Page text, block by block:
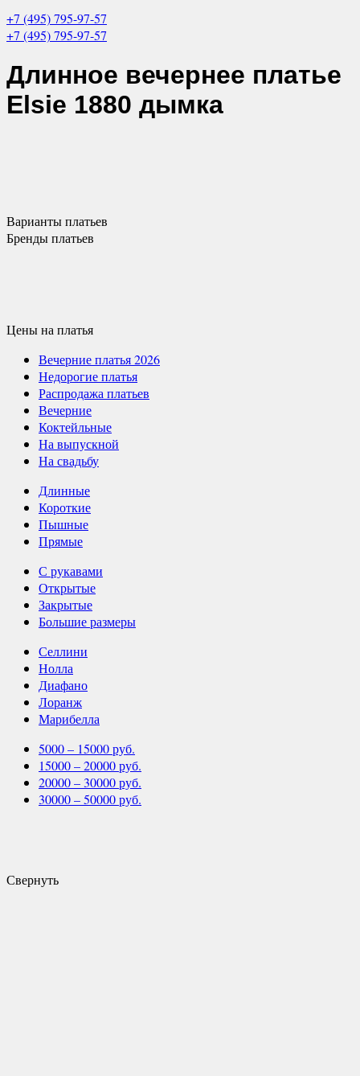
+7 (495) 795-97-57
+7 (495) 795-97-57
Длинное вечернее платье
Elsie 1880 дымка
Вариантыплатьев
Брендыплатьев
Ценына платья
Вечерние платья 2026
Недорогие платья
Распродажа платьев
Вечерние
Коктейльные
На выпускной
На свадьбу
Длинные
Короткие
Пышные
Прямые
С рукавами
Открытые
Закрытые
Большие размеры
Селлини
Нолла
Диафано
Лоранж
Марибелла
5000 – 15000 руб.
15000 – 20000 руб.
20000 – 30000 руб.
30000 – 50000 руб.
Свернуть